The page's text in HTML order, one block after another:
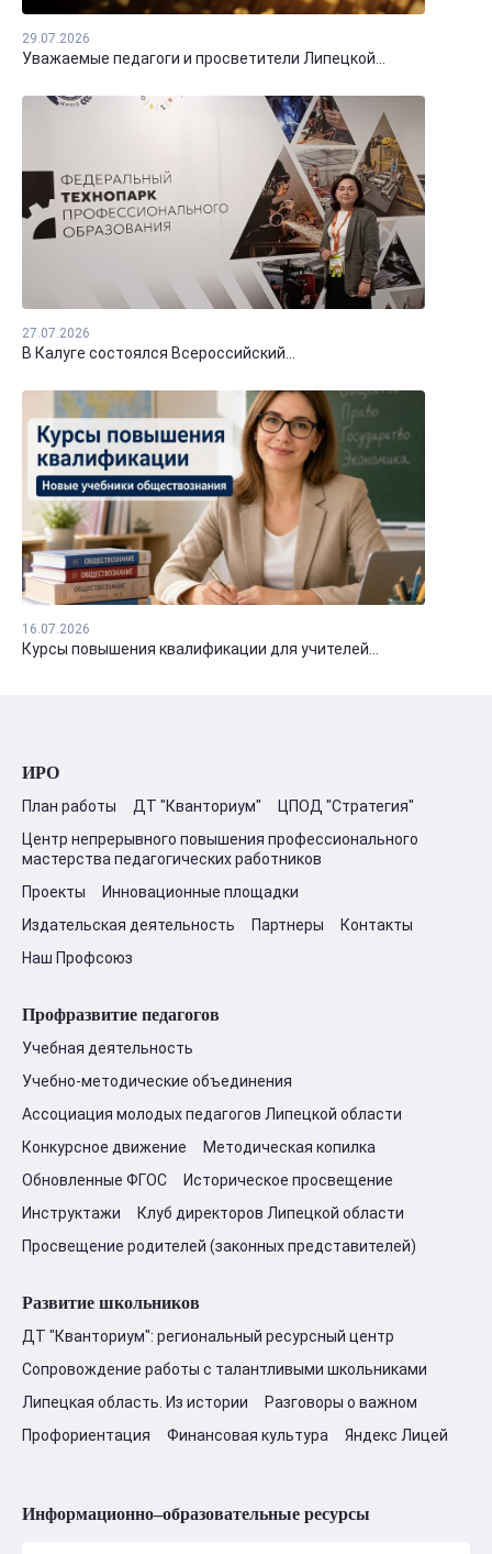
29.07.2026
Уважаемые педагоги и просветители Липецкой...
27.07.2026
В Калуге состоялся Всероссийский...
16.07.2026
Курсы повышения квалификации для учителей...
ИРО
План работы ДТ "Кванториум"
ЦПОД "Стратегия"
Центр непрерывного повышения профессионального
мастерства педагогических работников
Проекты
Инновационные площадки
Издательская деятельность
Партнеры
Контакты
Наш Профсоюз
Профразвитие педагогов
Учебная деятельность
Учебно-методические объединения
Ассоциация молодых педагогов Липецкой области
Конкурсное движение
Методическая копилка
Обновленные ФГОС
Историческое просвещение
Инструктажи
Клуб директоров Липецкой области
Просвещение родителей (законных представителей)
Развитие школьников
ДТ "Кванториум": региональный ресурсный центр
Сопровождение работы с талантливыми школьниками
Липецкая область. Из истории
Разговоры о важном
Профориентация
Финансовая культура Яндекс Лицей
Информационно–образовательные ресурсы